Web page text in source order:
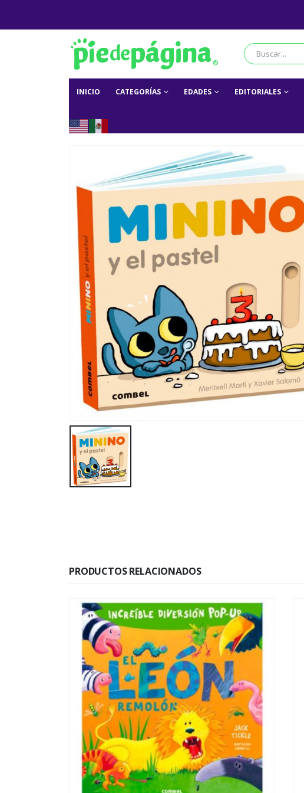
INICIO CATEGORÍAS EDADES EDITORIALES
PRODUCTOS RELACIONADOS